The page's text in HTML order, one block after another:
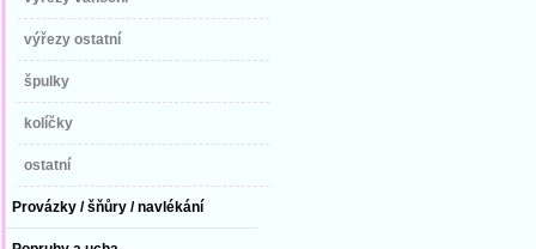
výřezy ostatní
špulky
kolíčky
ostatní
Provázky / šňůry / navlékání